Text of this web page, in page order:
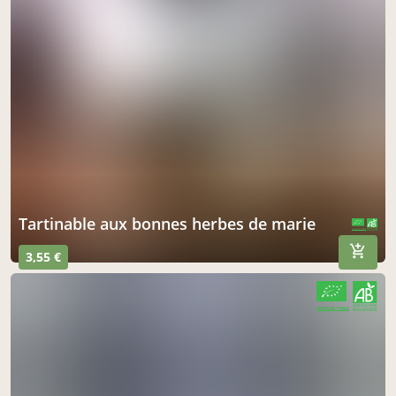
tartinable aux bonnes herbes de marie
3,55 €
CERTIFIÉ PAR FR-BIO-10
AGRICULTURE FRANCE